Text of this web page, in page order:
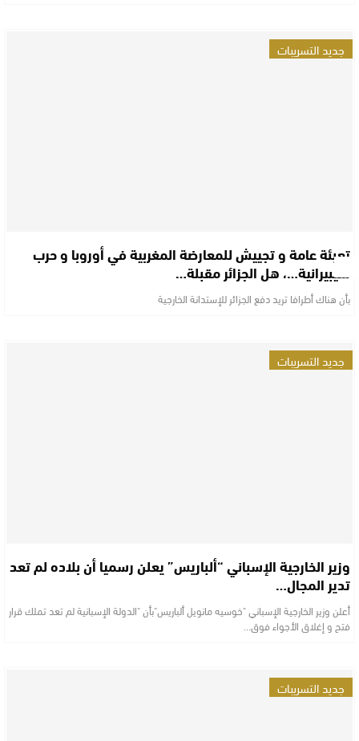
جديد التسريبات
تعبئة عامة و تجييش للمعارضة المغربية في أوروبا و حرب
سيبيرانية…، هل الجزائر مقبلة…
بأن هناك أطرافا تريد دفع الجزائر للإستدانة الخارجية
جديد التسريبات
وزير الخارجية الإسباني “ألباريس” يعلن رسميا أن بلاده لم تعد
تدير المجال…
أعلن وزير الخارجية الإسباني "خوسيه مانويل ألباريس"بأن "الدولة الإسبانية لم تعد تملك قرار
فتح و إغلاق الأجواء فوق…
جديد التسريبات